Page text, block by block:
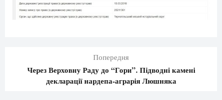
Попередня
Через Верховну Раду до “Гори”. Підводні камені
декларації нардепа-аграрія Люшняка